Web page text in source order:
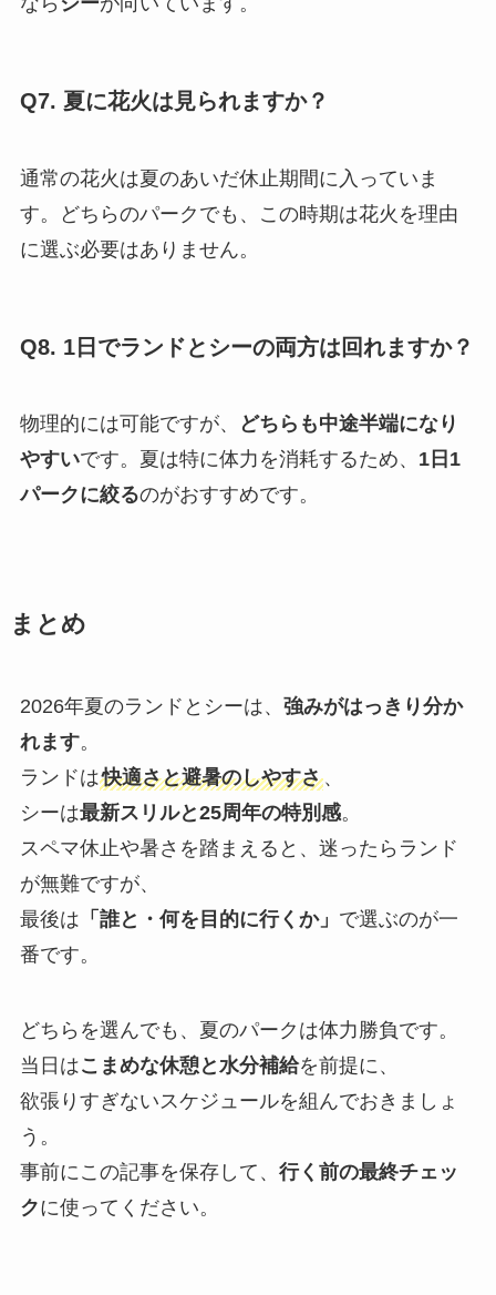
Q7. 夏に花火は見られますか？
通常の花火は夏のあいだ休止期間に入っていま
す。どちらのパークでも、この時期は花火を理由
に選ぶ必要はありません。
Q8. 1日でランドとシーの両方は回れますか？
物理的には可能ですが、
どちらも中途半端になり
やすいです。夏は特に体力を消耗するため、 1日1
パークに絞るのがおすすめです。
まとめ
2026年夏のランドとシーは、 強みがはっきり分か
れます。
ランドは快適さと避暑のしやすさ、
シーは最新スリルと25周年の特別感。
スペマ休止や暑さを踏まえると、迷ったらランド
が無難ですが、
最後は 「誰と・何を目的に行くか」 で選ぶのが一
番です。
どちらを選んでも、夏のパークは体力勝負です。
当日はこまめな休憩と水分補給を前提に、
欲張りすぎないスケジュールを組んでおきましょ
う。
事前にこの記事を保存して、 行く前の最終チェッ
クに使ってください。